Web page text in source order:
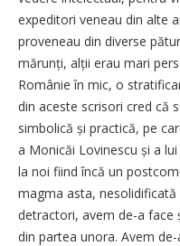
expeditori veneau din alte
proveneau din diverse
mărunți, alții erau mari
Românie în mic, o
din aceste scrisori cred că
simbolică și practică, pe
a Monicăi Lovinescu și a
la noi fiind încă un
magma asta,
detractori, avem de-a face
din partea unora. Avem